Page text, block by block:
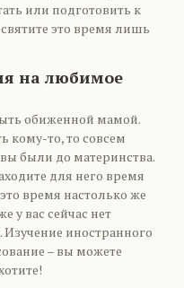
или подготовить к
это время лишь
на любимое
обиженной мамой.
кому-то, то совсем
были до материнства.
для него время
время настолько же
у вас сейчас нет
иностранного
– вы можете